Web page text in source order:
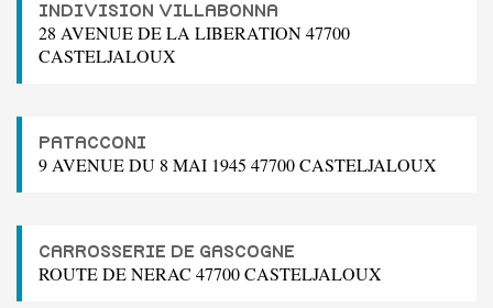
INDIVISION VILLABONNA
28 AVENUE DE LA LIBERATION 47700
CASTELJALOUX
PATACCONI
9 AVENUE DU 8 MAI 1945 47700 CASTELJALOUX
CARROSSERIE DE GASCOGNE
ROUTE DE NERAC 47700 CASTELJALOUX